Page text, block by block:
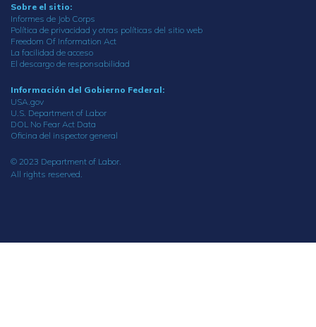
Sobre el sitio:
Informes de Job Corps
Política de privacidad y otras políticas del sitio web
Freedom Of Information Act
La facilidad de acceso
El descargo de responsabilidad
Información del Gobierno Federal:
USA.gov
U.S. Department of Labor
DOL No Fear Act Data
Oficina del inspector general
© 2023 Department of Labor.
All rights reserved.